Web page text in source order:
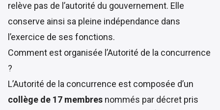
relève pas de l’autorité du gouvernement. Elle
conserve ainsi sa pleine indépendance dans
l’exercice de ses fonctions.
Comment est organisée l’Autorité de la concurrence
?
L’Autorité de la concurrence est composée d’un
collège de 17 membres nommés par décret pris